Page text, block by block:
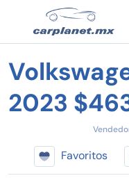
2023
Favoritos